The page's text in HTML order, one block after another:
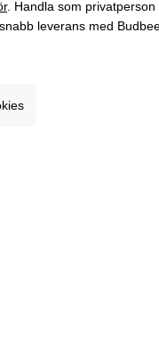
. Handla som
leverans med